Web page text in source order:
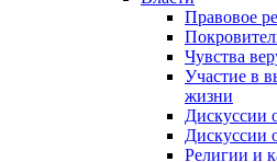
Правовое
Чувства
Участие в
жизни
Дискуссии
Дискуссии
Религии и